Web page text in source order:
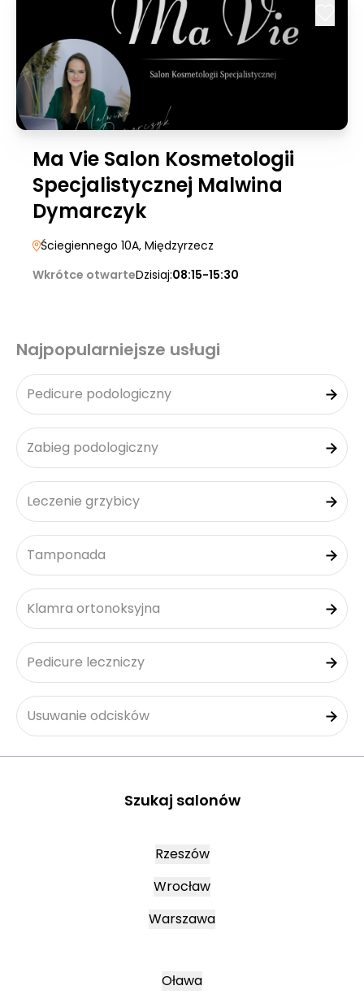
Ma Vie Salon Kosmetologii
Specjalistycznej Malwina
Dymarczyk
Ściegiennego 10A, Międzyrzecz
Wkrótce otwarteDzisiaj:08:15-15:30
Najpopularniejsze usługi
Pedicure podologiczny
Zabieg podologiczny
Leczenie grzybicy
Tamponada
Klamra ortonoksyjna
Pedicure leczniczy
Usuwanie odcisków
Szukaj salonów
Rzeszów
Wrocław
Warszawa
Oława